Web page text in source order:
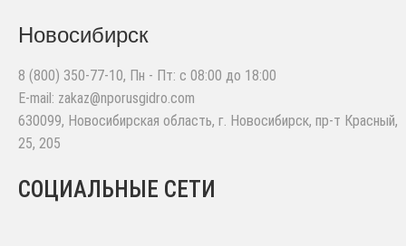
Новосибирск
8 (800) 350-77-10, Пн - Пт: с 08:00 до 18:00
E-mail: zakaz@nporusgidro.com
630099, Новосибирская область, г. Новосибирск, пр-т Красный,
25, 205
СОЦИАЛЬНЫЕ СЕТИ